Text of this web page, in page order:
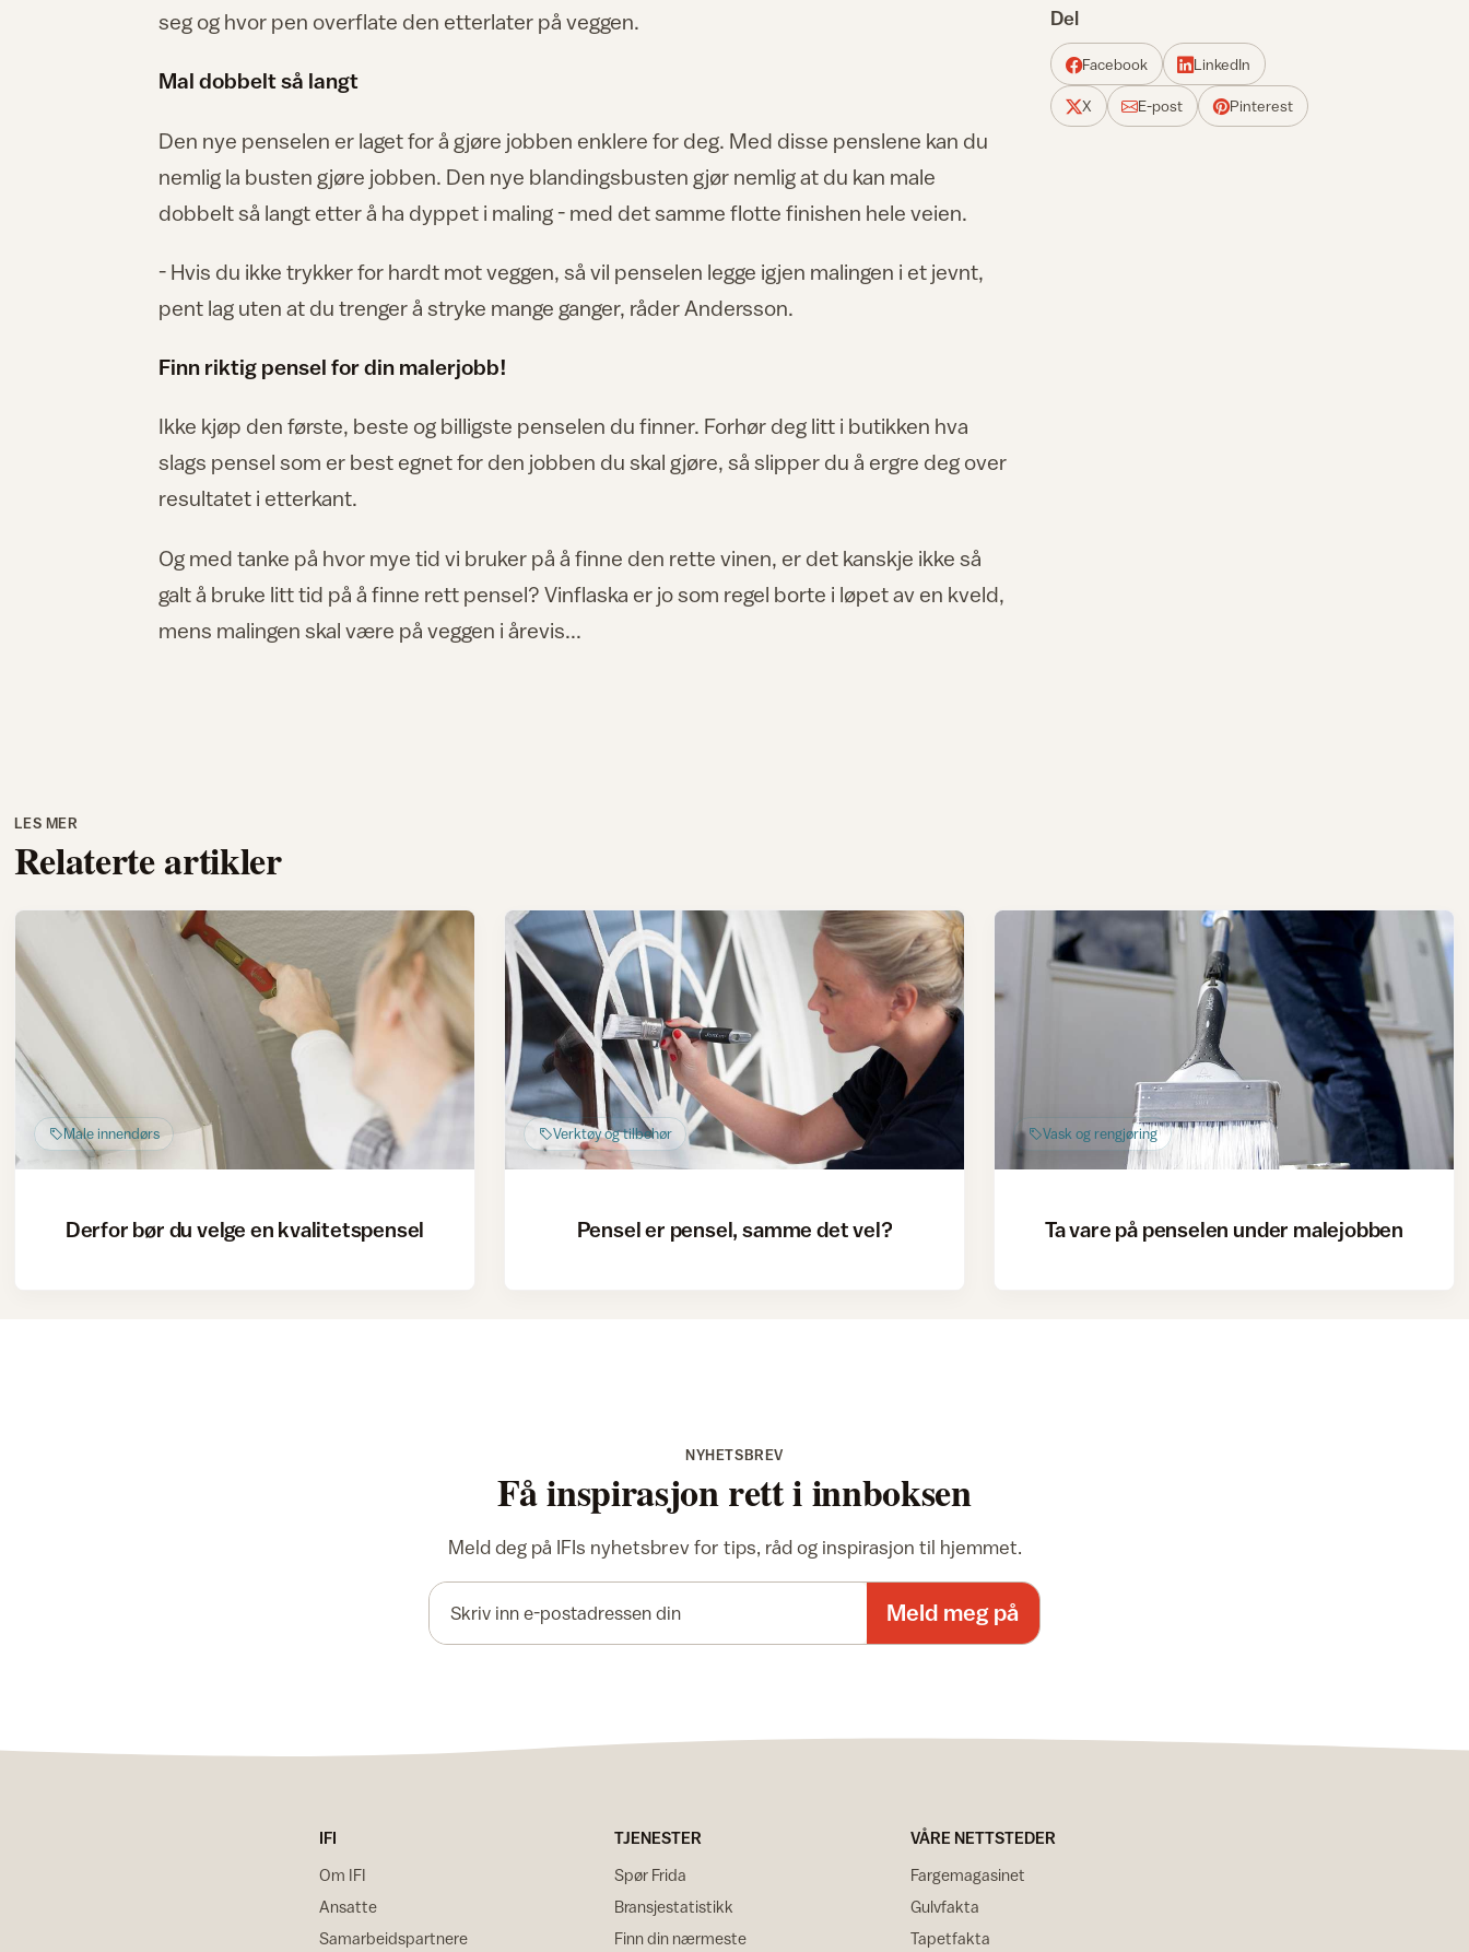
seg og hvor pen overflate den etterlater på veggen.
Mal dobbelt så langt
Den nye penselen er laget for å gjøre jobben enklere for deg. Med disse penslene kan du
nemlig la busten gjøre jobben. Den nye blandingsbusten gjør nemlig at du kan male
dobbelt så langt etter å ha dyppet i maling - med det samme flotte finishen hele veien.
- Hvis du ikke trykker for hardt mot veggen, så vil penselen legge igjen malingen i et jevnt,
pent lag uten at du trenger å stryke mange ganger, råder Andersson.
Finn riktig pensel for din malerjobb!
Ikke kjøp den første, beste og billigste penselen du finner. Forhør deg litt i butikken hva
slags pensel som er best egnet for den jobben du skal gjøre, så slipper du å ergre deg over
resultatet i etterkant.
Og med tanke på hvor mye tid vi bruker på å finne den rette vinen, er det kanskje ikke så
galt å bruke litt tid på å finne rett pensel? Vinflaska er jo som regel borte i løpet av en kveld,
mens malingen skal være på veggen i årevis...
Del
Facebook LinkedIn
X E-post Pinterest
LES MER
Relaterte artikler
Male innendørs
Derfor bør du velge en kvalitetspensel
Verktøy og tilbehør
Pensel er pensel, samme det vel?
Vask og rengjøring
Ta vare på penselen under malejobben
NYHETSBREV
Få inspirasjon rett i innboksen
Meld deg på IFIs nyhetsbrev for tips, råd og inspirasjon til hjemmet.
Meld meg på
IFI
Om IFI
Ansatte
Samarbeidspartnere
TJENESTER
Spør Frida
Bransjestatistikk
Finn din nærmeste
VÅRE NETTSTEDER
Fargemagasinet
Gulvfakta
Tapetfakta